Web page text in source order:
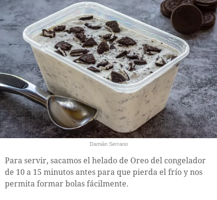
Damián Serrano
Para servir, sacamos el helado de Oreo del congelador
de 10 a 15 minutos antes para que pierda el frío y nos
permita formar bolas fácilmente.